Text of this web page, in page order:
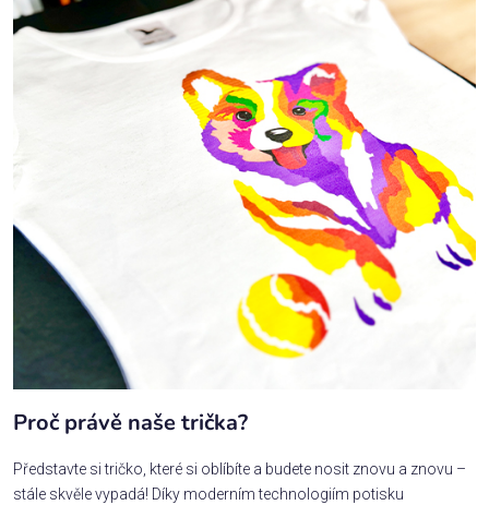
Proč právě naše trička?
Představte si tričko, které si oblíbíte a budete nosit znovu a znovu –
stále skvěle vypadá! Díky moderním technologiím potisku